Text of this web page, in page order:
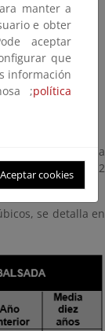
a toda la
con 60,2
se detalla en
manter a
e obter
aceptar
que
información
;política
Aceptar cookies